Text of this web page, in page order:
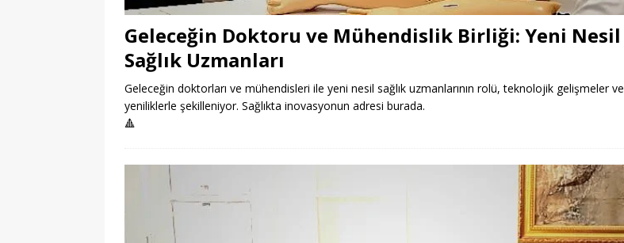
Geleceğin Doktoru ve Mühendislik Birliği: Yeni Nesil
Sağlık Uzmanları
Geleceğin doktorları ve mühendisleri ile yeni nesil sağlık uzmanlarının rolü, teknolojik gelişmeler ve
yeniliklerle şekilleniyor. Sağlıkta inovasyonun adresi burada.
🔺